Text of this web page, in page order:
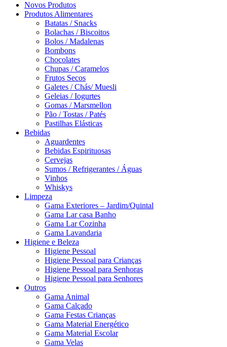
Novos Produtos
Produtos Alimentares
Batatas / Snacks
Bolachas / Biscoitos
Bolos / Madalenas
Bombons
Chocolates
Chupas / Caramelos
Frutos Secos
Galetes / Chás/ Muesli
Geleias / Iogurtes
Gomas / Marsmellon
Pão / Tostas / Patés
Pastilhas Elásticas
Bebidas
Aguardentes
Bebidas Espirituosas
Cervejas
Sumos / Refrigerantes / Águas
Vinhos
Whiskys
Limpeza
Gama Exteriores – Jardim/Quintal
Gama Lar casa Banho
Gama Lar Cozinha
Gama Lavandaria
Higiene e Beleza
Higiene Pessoal
Higiene Pessoal para Crianças
Higiene Pessoal para Senhoras
Higiene Pessoal para Senhores
Outros
Gama Animal
Gama Calçado
Gama Festas Crianças
Gama Material Energético
Gama Material Escolar
Gama Velas